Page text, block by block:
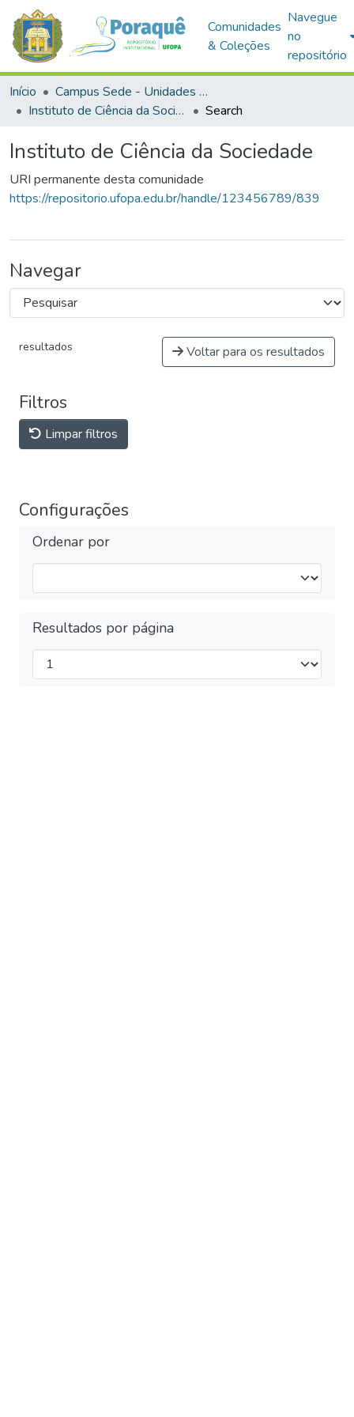
Comunidades
& Coleções
Navegue
no
repositório
Início
Campus Sede - Unidades Acadêmicas
Instituto de Ciência da Sociedade
Search
Instituto de Ciência da Sociedade
URI permanente desta comunidade
https://repositorio.ufopa.edu.br/handle/123456789/839
Navegar
resultados Voltar para os resultados
Filtros
Limpar filtros
Configurações
Ordenar por
Resultados por página